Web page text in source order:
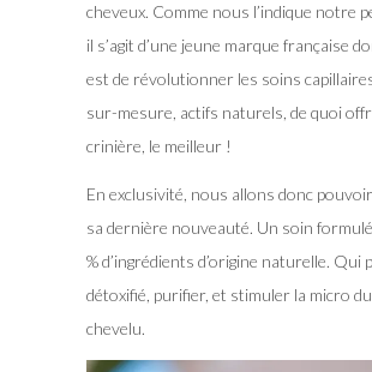
cheveux. Comme nous l’indique notre
il s’agit d’une jeune marque française
est de révolutionner les soins
sur-mesure, actifs naturels, de quoi
crinière, le meilleur !
En exclusivité, nous allons donc
sa dernière nouveauté. Un soin
% d’ingrédients d’origine naturelle. Qui
détoxifié, purifier, et stimuler la micro
chevelu.